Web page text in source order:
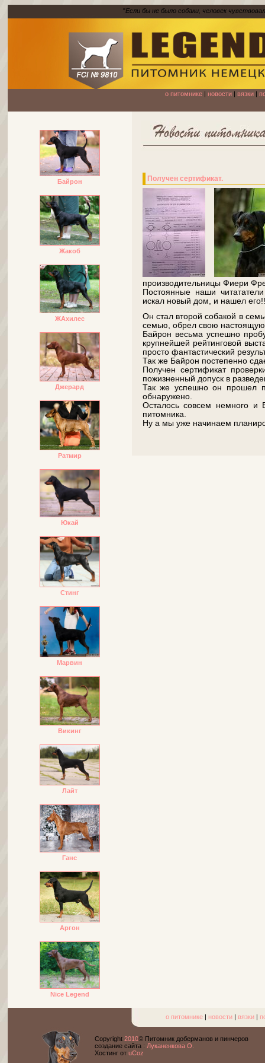
"Если бы не было собаки, человек
о питомнике| новости| вязки|
Байрон
Жакоб
ЖАхилес
Джерард
Ратмир
Юкай
Стинг
Марвин
Викинг
Лайт
Ганс
Аргон
Nice Legend
Получен сертификат.
производительницы Фиери
Постоянные наши
искал новый дом, и нашел
Он стал второй собакой в
семью, обрел свою настоящую
Байрон весьма успешно
крупнейшей рейтинговой
просто фантастический
Так же Байрон постепенно
Получен сертификат
пожизненный допуск в
Так же успешно он прошел
обнаружено.
Осталось совсем немного и
питомника.
Ну а мы уже начинаем
о питомнике| новости| вязки|
Copyright 2010© Питомник доберманов и пинчеров
cоздание сайта : Луканенкова О.
Хостинг от uCoz